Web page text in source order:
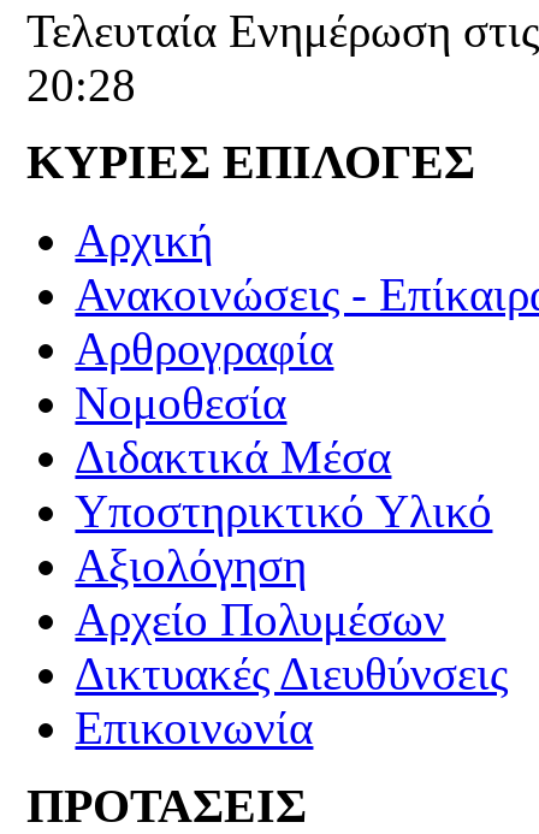
Τελευταία Ενημέρωση
20:28
ΚΥΡΙΕΣ ΕΠΙΛΟΓΕΣ
Αρχική
Ανακοινώσεις -
Αρθρογραφία
Νομοθεσία
Διδακτικά Μέσα
Υποστηρικτικό Υλικό
Αξιολόγηση
Αρχείο Πολυμέσων
Δικτυακές Διευθύνσεις
Επικοινωνία
ΠΡΟΤΑΣΕΙΣ